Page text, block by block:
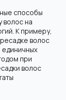
способы
волос на
К примеру,
волос
при
волос